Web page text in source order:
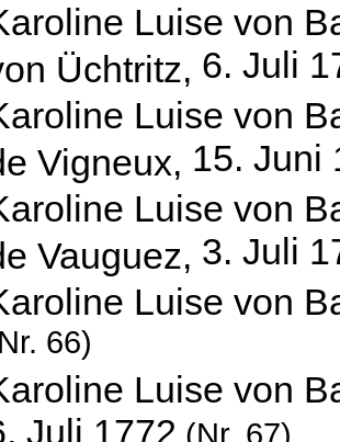
Luise von
Üchtritz, 6. Juli
Luise von
Vigneux, 15. Juni
Luise von
Vauguez, 3. Juli
Luise von
66)
Luise von
Juli 1772 (Nr. 67)